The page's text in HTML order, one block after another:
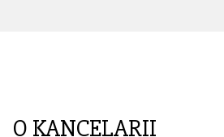
O KANCELARII